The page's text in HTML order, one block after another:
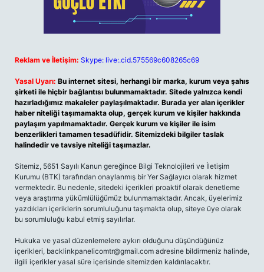
Reklam ve İletişim: Skype: live:.cid.575569c608265c69
Yasal Uyarı: Bu internet sitesi, herhangi bir marka, kurum veya şahıs
şirketi ile hiçbir bağlantısı bulunmamaktadır. Sitede yalnızca kendi
hazırladığımız makaleler paylaşılmaktadır. Burada yer alan içerikler
haber niteliği taşımamakta olup, gerçek kurum ve kişiler hakkında
paylaşım yapılmamaktadır. Gerçek kurum ve kişiler ile isim
benzerlikleri tamamen tesadüfidir. Sitemizdeki bilgiler taslak
halindedir ve tavsiye niteliği taşımazlar.
Sitemiz, 5651 Sayılı Kanun gereğince Bilgi Teknolojileri ve İletişim
Kurumu (BTK) tarafından onaylanmış bir Yer Sağlayıcı olarak hizmet
vermektedir. Bu nedenle, sitedeki içerikleri proaktif olarak denetleme
veya araştırma yükümlülüğümüz bulunmamaktadır. Ancak, üyelerimiz
yazdıkları içeriklerin sorumluluğunu taşımakta olup, siteye üye olarak
bu sorumluluğu kabul etmiş sayılırlar.
Hukuka ve yasal düzenlemelere aykırı olduğunu düşündüğünüz
içerikleri, backlinkpanelicomtr@gmail.com adresine bildirmeniz halinde,
ilgili içerikler yasal süre içerisinde sitemizden kaldırılacaktır.